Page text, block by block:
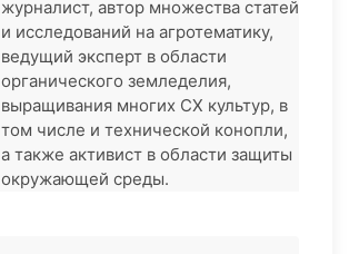
журналист, автор множества статей
и исследований на агротематику,
ведущий эксперт в области
органического земледелия,
выращивания многих СХ культур, в
том числе и технической конопли,
а также активист в области защиты
окружающей среды.